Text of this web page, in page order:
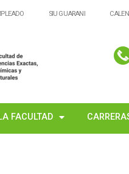
SIU GUARANI
FACULTAD